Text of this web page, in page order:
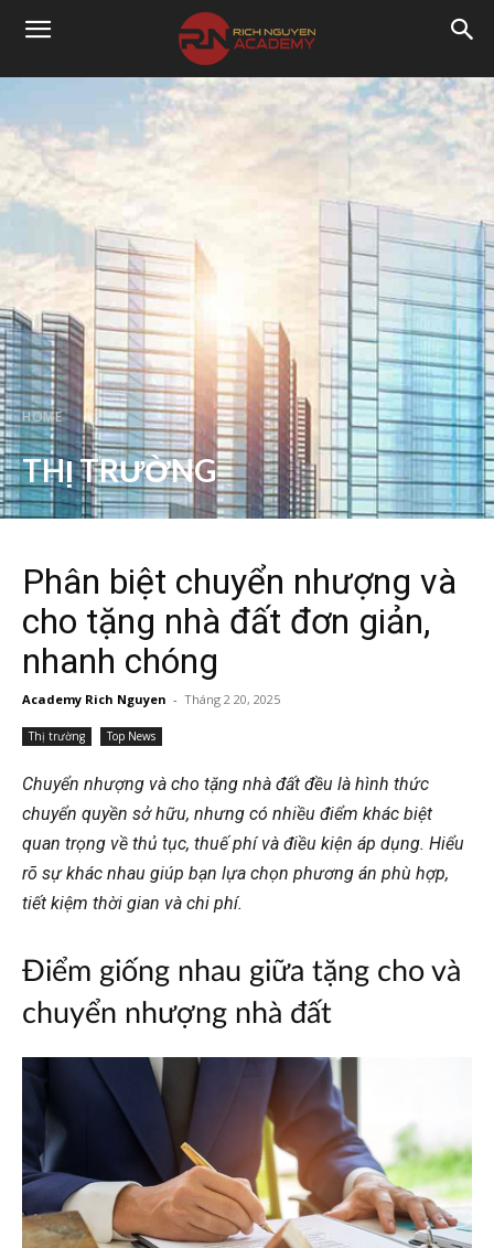
HOME
THỊ TRƯỜNG
Phân biệt chuyển nhượng và
cho tặng nhà đất đơn giản,
nhanh chóng
Academy Rich Nguyen - Tháng 2 20, 2025
Thị trường Top News
Chuyển nhượng và cho tặng nhà đất đều là hình thức
chuyển quyền sở hữu, nhưng có nhiều điểm khác biệt
quan trọng về thủ tục, thuế phí và điều kiện áp dụng. Hiểu
rõ sự khác nhau giúp bạn lựa chọn phương án phù hợp,
tiết kiệm thời gian và chi phí.
Điểm giống nhau giữa tặng cho và
chuyển nhượng nhà đất